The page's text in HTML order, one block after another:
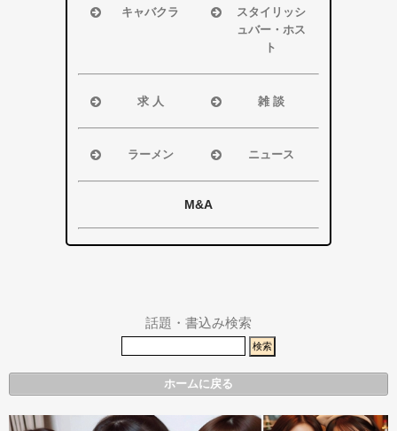
掛川市
掛川市
その他エリア
キャバクラ
掛川市
その他エリア
スタイリッシ
ュバー・ホス
ト
浜松市
磐田市・袋井
求 人
浜松市
磐田市
雑 談
浜松市
磐田市
ラーメン
浜松市
袋井市
掛川市
ニュース
浜松市・磐田
袋井市・掛川
市
M&A
話題・書込み検索
ホームに戻る